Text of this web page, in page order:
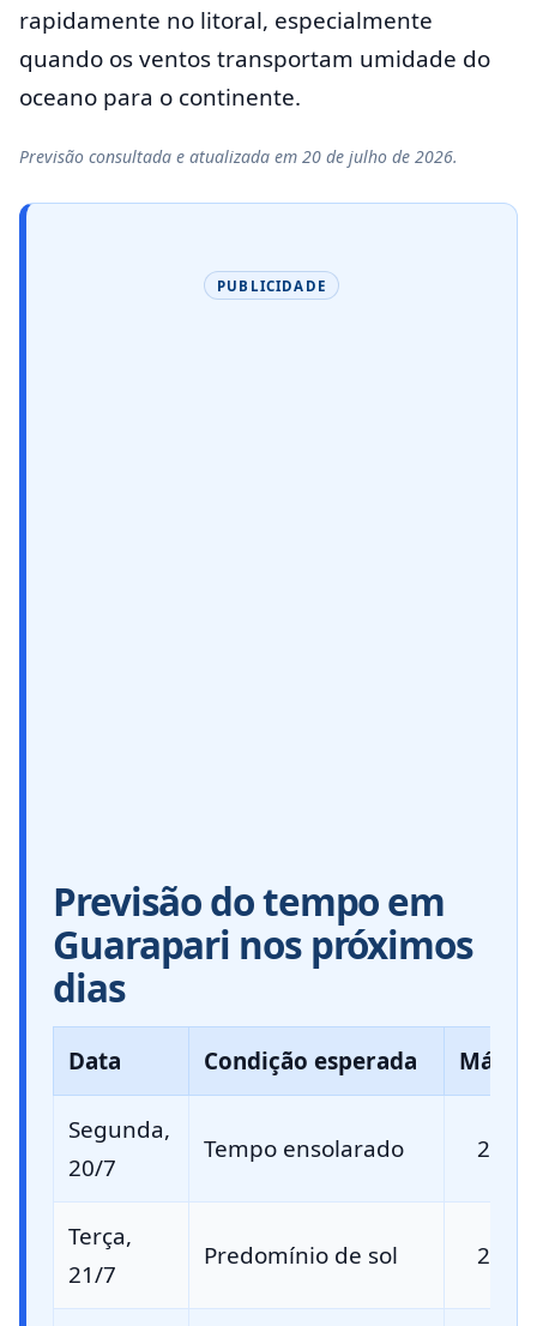
rapidamente no litoral, especialmente
quando os ventos transportam umidade do
oceano para o continente.
Previsão consultada e atualizada em 20 de julho de 2026.
PUBLICIDADE
Previsão do tempo em
Guarapari nos próximos
dias
Data Condição esperada
Segunda,
20/7
Tempo ensolarado 24 °C
Terça,
21/7
Predomínio de sol 25 °C